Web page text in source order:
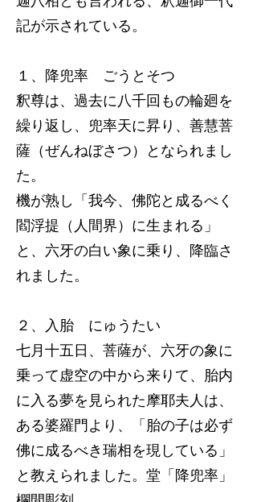
記が示されている。
１、降兜率 ごうとそつ
釈尊は、過去に八千回もの輪廻を
繰り返し、兜率天に昇り、善慧菩
薩（ぜんねぼさつ）となられまし
た。
機が熟し「我今、佛陀と成るべく
閻浮提（人間界）に生まれる」
と、六牙の白い象に乗り、降臨さ
れました。
２、入胎 にゅうたい
七月十五日、菩薩が、六牙の象に
乗って虚空の中から来りて、胎内
に入る夢を見られた摩耶夫人は、
ある婆羅門より、「胎の子は必ず
佛に成るべき瑞相を現している」
と教えられました。堂「降兜率」